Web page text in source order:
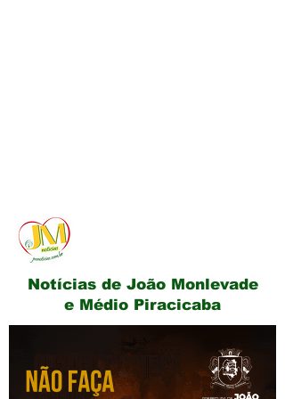
Notícias de João Monlevade
e Médio Piracicaba